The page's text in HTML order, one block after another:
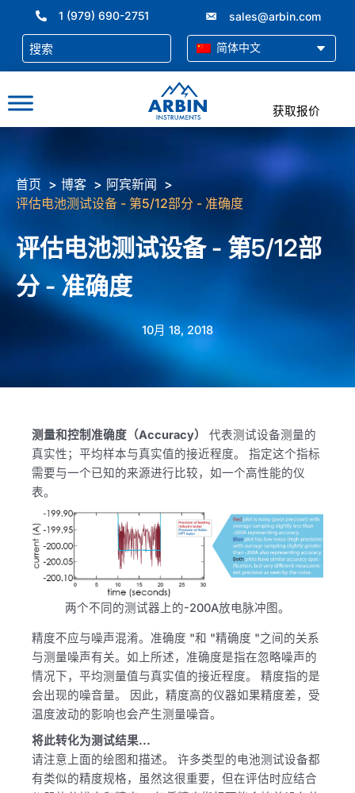
1 (979) 690-2751 sales@arbin.com
简体中文
获取报价
首页 博客
阿宾新闻
评估电池测试设备 - 第5/12部分 - 准确度
评估电池测试设备 - 第5/12部
分 - 准确度
10月 18, 2018
测量和控制准确度（Accuracy）
代表测试设备测量的
真实性；平均样本与真实值的接近程度。 指定这个指标
需要与一个已知的来源进行比较，如一个高性能的仪
表。
两个不同的测试器上的-200A放电脉冲图。
精度不应与噪声混淆。准确度 "和 "精确度 "之间的关系
与测量噪声有关。如上所述，准确度是指在忽略噪声的
情况下，平均测量值与真实值的接近程度。 精度指的是
会出现的噪音量。 因此，精度高的仪器如果精度差，受
温度波动的影响也会产生测量噪音。
将此转化为测试结果...
请注意上面的绘图和描述。 许多类型的电池测试设备都
有类似的精度规格，虽然这很重要，但在评估时应结合